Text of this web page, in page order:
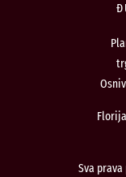
Sva